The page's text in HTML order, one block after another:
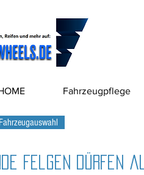
Fahrzeugpflege
Felgen dürfen